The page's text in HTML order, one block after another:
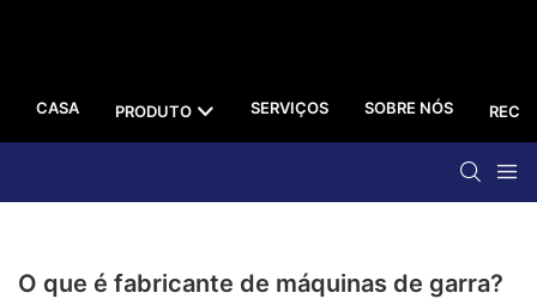
CASA PRODUTO SERVIÇOS SOBRE NÓS
O que é fabricante de máquinas de garra?